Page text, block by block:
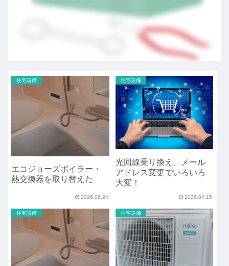
住宅設備
エコジョーズボイラー・
熱交換器を取り替えた
2026.06.24
住宅設備
光回線乗り換え、メール
アドレス変更でいろいろ
大変！
2026.04.15
住宅設備 住宅設備